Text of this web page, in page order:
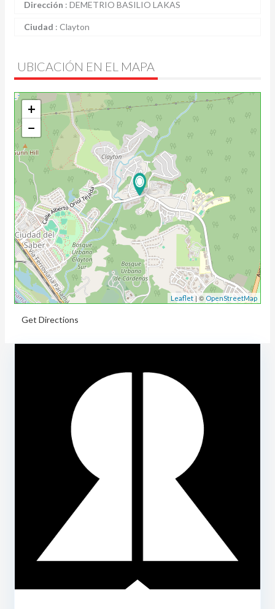
Dirección : DEMETRIO BASILIO LAKAS
Ciudad : Clayton
UBICACIÓN EN EL MAPA
+
−
Leaflet | © OpenStreetMap
Get Directions